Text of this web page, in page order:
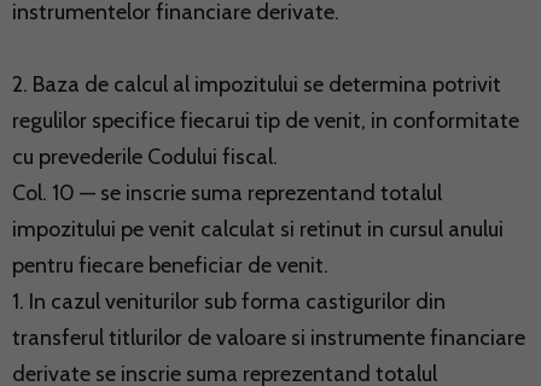
instrumentelor financiare derivate.
2. Baza de calcul al impozitului se determina potrivit
regulilor specifice fiecarui tip de venit, in conformitate
cu prevederile Codului fiscal.
Col. 10 — se inscrie suma reprezentand totalul
impozitului pe venit calculat si retinut in cursul anului
pentru fiecare beneficiar de venit.
1. In cazul veniturilor sub forma castigurilor din
transferul titlurilor de valoare si instrumente financiare
derivate se inscrie suma reprezentand totalul